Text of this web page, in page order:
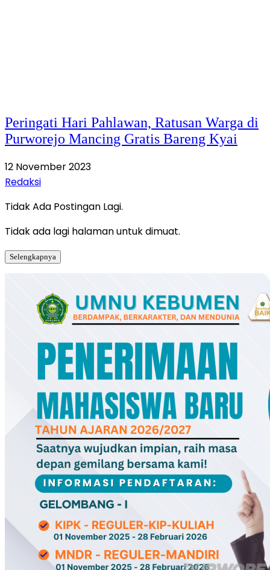
Peringati Hari Pahlawan, Ratusan Warga di
Purworejo Mancing Gratis Bareng Kyai
12 November 2023
Redaksi
Tidak Ada Postingan Lagi.
Tidak ada lagi halaman untuk dimuat.
Selengkapnya